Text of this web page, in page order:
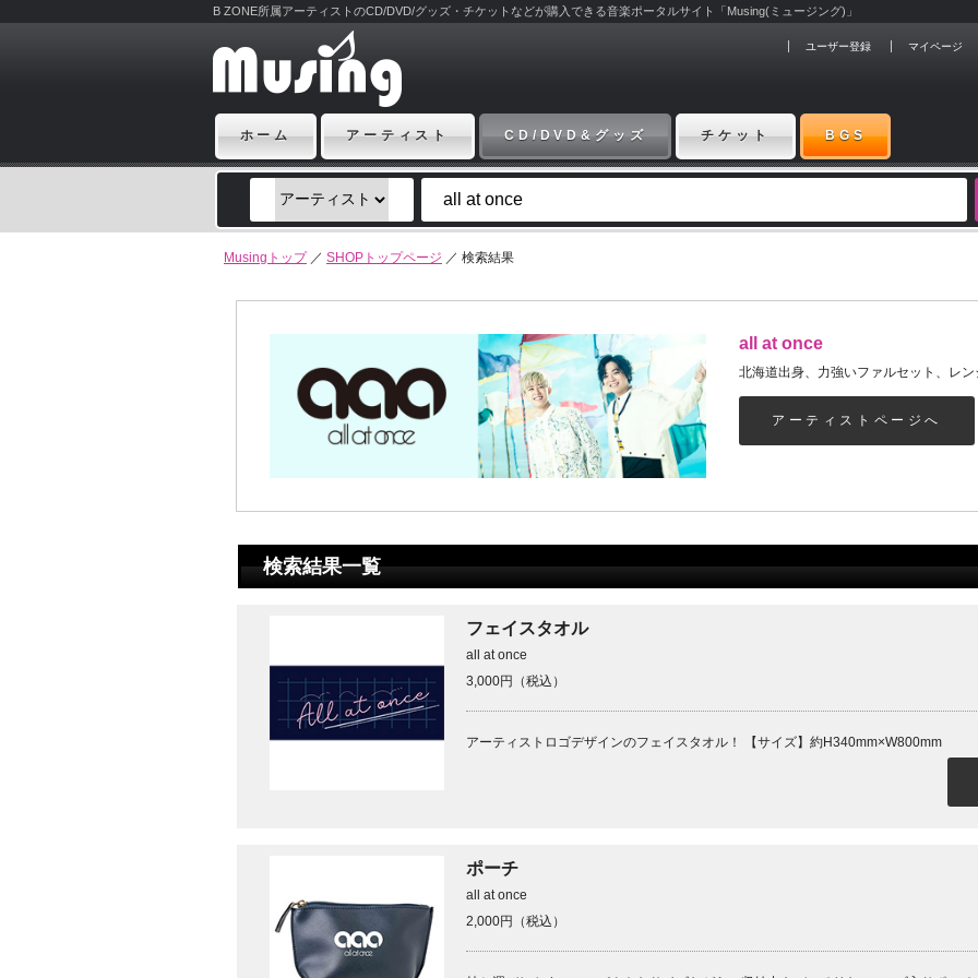
B ZONE所属アーティストのCD/DVD/グッズ・チケットなどが購入できる音楽ポータルサイト「Musing(ミュージング)」
ユーザー登録 マイページ
ホーム アーティスト CD/DVD&グッズ チケット BGS
Musingトップ／ SHOPトップページ ／ 検索結果
all at once
アーティストページへ
検索結果一覧
フェイスタオル
all at once
3,000円（税込）
アーティストロゴデザインのフェイスタオル！ 【サイズ】約H340mm×W800mm
ポーチ
all at once
2,000円（税込）